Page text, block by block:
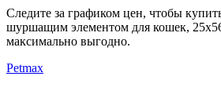
Следите за графиком цен, чтобы
шуршащим элементом для кошек,
максимально выгодно.
Petmax